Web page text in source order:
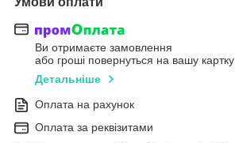
Ви отримаєте замовлення
або гроші повернуться на вашу картку
Детальніше
Оплата на рахунок
Оплата за реквізитами